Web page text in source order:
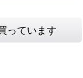
っています